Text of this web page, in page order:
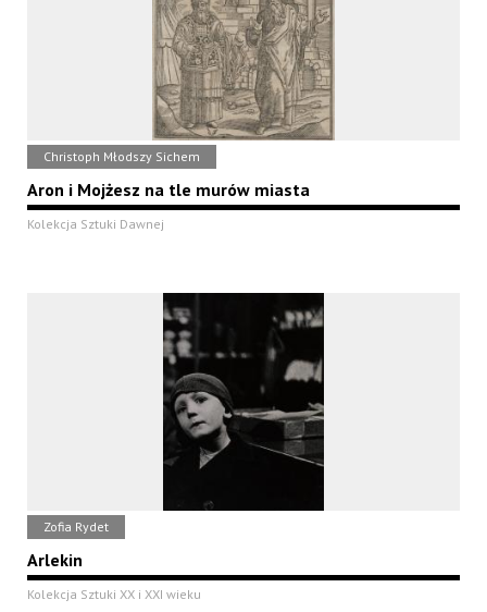
Christoph Młodszy Sichem
Aron i Mojżesz na tle murów miasta
Kolekcja Sztuki Dawnej
Zofia Rydet
Arlekin
Kolekcja Sztuki XX i XXI wieku